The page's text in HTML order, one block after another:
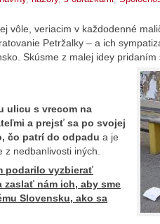
vôle, veriacim v každodenné
Petržalky – a ich
Skúsme z malej idey pridaním
ulicu s vrecom na
a prejsť sa po svojej
čo patrí do odpadu a je
nedbanlivosti iných.
podarilo vyzbierať
nám ich, aby sme
Slovensku, ako sa